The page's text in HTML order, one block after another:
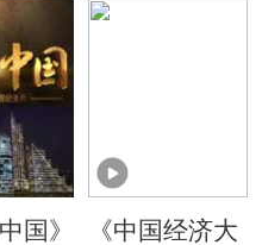
国》
《中国经济大